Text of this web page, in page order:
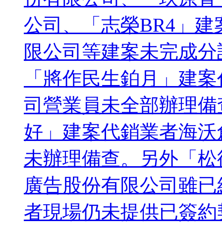
公司、「志榮BR4」
限公司等建案未完成
「將作民生鉑月」建
司營業員未全部辦理
好」建案代銷業者海
未辦理備查。另外「
廣告股份有限公司雖
者現場仍未提供已簽